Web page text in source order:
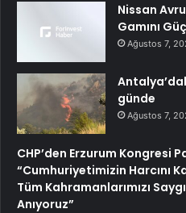
Nissan
Gamını
Ağustos 7,
günde
Ağustos 7,
CHP’den Erzurum Kongresi
“Cumhuriyetimizin Harcını
Tüm Kahramanlarımızı
Anıyoruz”